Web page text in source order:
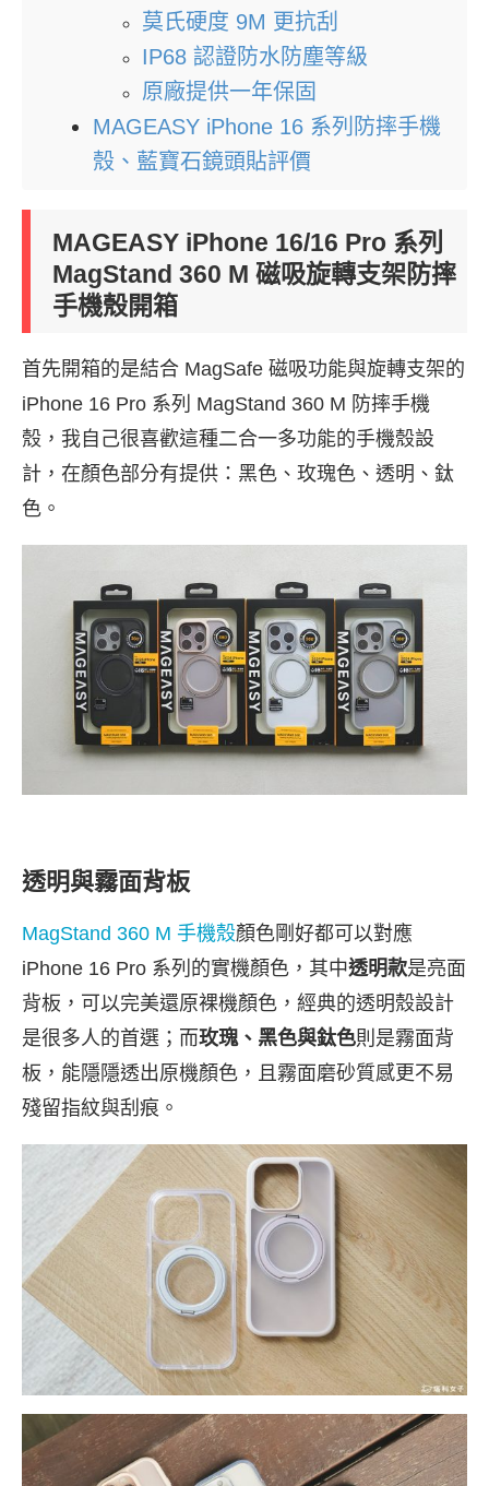
莫氏硬度 9M 更抗刮
IP68 認證防水防塵等級
原廠提供一年保固
MAGEASY iPhone 16 系列防摔手機
殼、藍寶石鏡頭貼評價
MAGEASY iPhone 16/16 Pro 系列
MagStand 360 M 磁吸旋轉支架防摔
手機殼開箱
首先開箱的是結合 MagSafe 磁吸功能與旋轉支架的
iPhone 16 Pro 系列 MagStand 360 M 防摔手機
殼，我自己很喜歡這種二合一多功能的手機殼設
計，在顏色部分有提供：黑色、玫瑰色、透明、鈦
色。
透明與霧面背板
MagStand 360 M 手機殼顏色剛好都可以對應
iPhone 16 Pro 系列的實機顏色，其中透明款是亮面
背板，可以完美還原裸機顏色，經典的透明殼設計
是很多人的首選；而玫瑰、黑色與鈦色則是霧面背
板，能隱隱透出原機顏色，且霧面磨砂質感更不易
殘留指紋與刮痕。